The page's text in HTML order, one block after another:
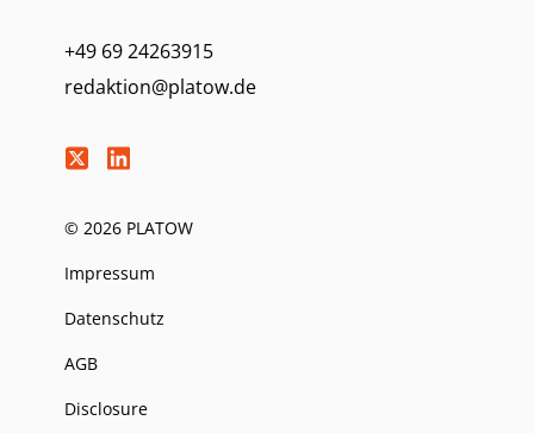
+49 69 24263915
redaktion@platow.de
© 2026 PLATOW
Impressum
Datenschutz
AGB
Disclosure